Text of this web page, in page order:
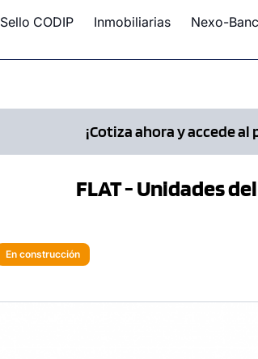
Sello CODIP Inmobiliarias Nexo-
¡Cotiza ahora y accede
FLAT - Unidades
En construcción